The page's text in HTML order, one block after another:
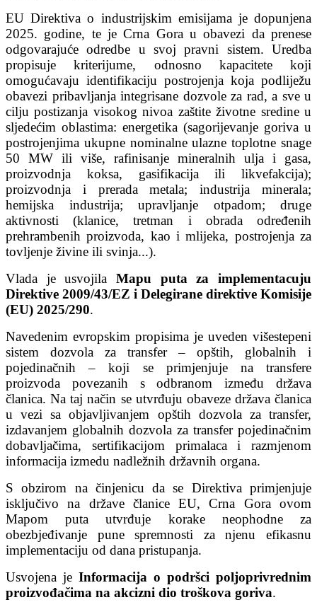
EU Direktiva o industrijskim emisijama je dopunjena
2025. godine, te je Crna Gora u obavezi da prenese
odgovarajuće odredbe u svoj pravni sistem. Uredba
propisuje kriterijume, odnosno kapacitete koji
omogućavaju identifikaciju postrojenja koja podliježu
obavezi pribavljanja integrisane dozvole za rad, a sve u
cilju postizanja visokog nivoa zaštite životne sredine u
sljedećim oblastima: energetika (sagorijevanje goriva u
postrojenjima ukupne nominalne ulazne toplotne snage
50 MW ili više, rafinisanje mineralnih ulja i gasa,
proizvodnja koksa, gasifikacija ili likvefakcija);
proizvodnja i prerada metala; industrija minerala;
hemijska industrija; upravljanje otpadom; druge
aktivnosti (klanice, tretman i obrada određenih
prehrambenih proizvoda, kao i mlijeka, postrojenja za
tovljenje živine ili svinja...).
Vlada je usvojila Mapu puta za implementacuju
Direktive 2009/43/EZ i Delegirane direktive Komisije
(EU) 2025/290.
Navedenim evropskim propisima je uveden višestepeni
sistem dozvola za transfer – opštih, globalnih i
pojedinačnih – koji se primjenjuje na transfere
proizvoda povezanih s odbranom između država
članica. Na taj način se utvrđuju obaveze država članica
u vezi sa objavljivanjem opštih dozvola za transfer,
izdavanjem globalnih dozvola za transfer pojedinačnim
dobavljačima, sertifikacijom primalaca i razmjenom
informacija izmedu nadležnih državnih organa.
S obzirom na činjenicu da se Direktiva primjenjuje
isključivo na države članice EU, Crna Gora ovom
Mapom puta utvrđuje korake neophodne za
obezbjeđivanje pune spremnosti za njenu efikasnu
implementaciju od dana pristupanja.
Usvojena je Informacija o podršci poljoprivrednim
proizvođačima na akcizni dio troškova goriva.